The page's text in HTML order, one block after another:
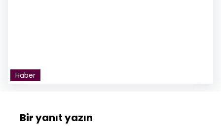
Haber
Bir yanıt yazın